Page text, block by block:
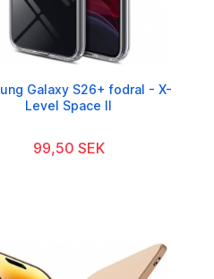
Galaxy S26+ fodral - X-
Level Space II
99,50 SEK